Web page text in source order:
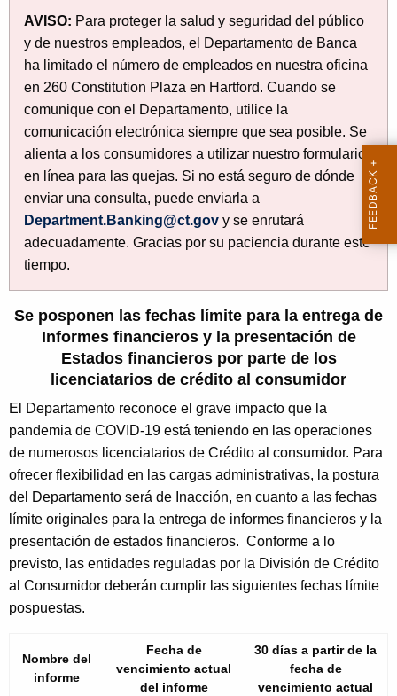
h
t
h
e
c
u
r
r
e
n
t
A
g
e
w
a
K
w
O
e
d
D
e
a
d
l
i
AVISO: Para proteger la salud y seguridad del público
y de nuestros empleados, el Departamento de Banca
ha limitado el número de empleados en nuestra oficina
en 260 Constitution Plaza en Hartford. Cuando se
comunique con el Departamento, utilice la
comunicación electrónica siempre que sea posible. Se
alienta a los consumidores a utilizar nuestro formulario
en línea para las quejas. Si no está seguro de dónde
enviar una consulta, puede enviarla a
Department.Banking@ct.gov y se enrutará
adecuadamente. Gracias por su paciencia durante este
tiempo.
Se posponen las fechas límite para la entrega de
Informes financieros y la presentación de
Estados financieros por parte de los
licenciatarios de crédito al consumidor
El Departamento reconoce el grave impacto que la
pandemia de COVID-19 está teniendo en las operaciones
de numerosos licenciatarios de Crédito al consumidor. Para
ofrecer flexibilidad en las cargas administrativas, la postura
del Departamento será de Inacción, en cuanto a las fechas
límite originales para la entrega de informes financieros y la
presentación de estados financieros. Conforme a lo
previsto, las entidades reguladas por la División de Crédito
al Consumidor deberán cumplir las siguientes fechas límite
pospuestas.
Nombre del
informe
Fecha de
vencimiento actual
del informe
30 días a partir de la
fecha de
vencimiento actual